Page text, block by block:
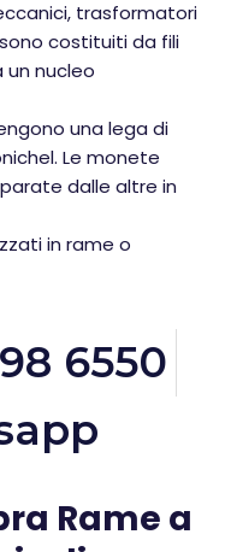
trasformatori
costituiti da fili
nucleo
una lega di
Le monete
dalle altre in
in rame o
6550
Rame a